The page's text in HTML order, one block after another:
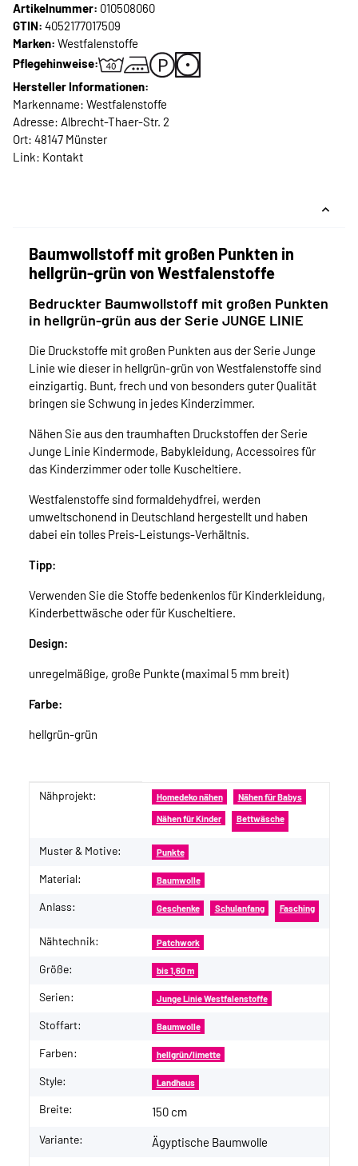
Artikelnummer: 010508060
GTIN: 4052177017509
Marken: Westfalenstoffe
Pflegehinweise:
Hersteller Informationen:
Markenname: Westfalenstoffe
Adresse: Albrecht-Thaer-Str. 2
Ort: 48147 Münster
Link: Kontakt
Baumwollstoff mit großen Punkten in
hellgrün-grün von Westfalenstoffe
Bedruckter Baumwollstoff mit großen Punkten
in hellgrün-grün aus der Serie JUNGE LINIE
Die Druckstoffe mit großen Punkten aus der Serie Junge
Linie wie dieser in hellgrün-grün von Westfalenstoffe sind
einzigartig. Bunt, frech und von besonders guter Qualität
bringen sie Schwung in jedes Kinderzimmer.
Nähen Sie aus den traumhaften Druckstoffen der Serie
Junge Linie Kindermode, Babykleidung, Accessoires für
das Kinderzimmer oder tolle Kuscheltiere.
Westfalenstoffe sind formaldehydfrei, werden
umweltschonend in Deutschland hergestellt und haben
dabei ein tolles Preis-Leistungs-Verhältnis.
Tipp:
Verwenden Sie die Stoffe bedenkenlos für Kinderkleidung,
Kinderbettwäsche oder für Kuscheltiere.
Design:
unregelmäßige, große Punkte (maximal 5 mm breit)
Farbe:
hellgrün-grün
Produkteigenschaft
Wert
Nähprojekt: Homedeko nähen Nähen für Babys
Nähen für Kinder Bettwäsche
Muster & Motive: Punkte
Material: Baumwolle
Anlass: Geschenke Schulanfang Fasching
Nähtechnik: Patchwork
Größe: bis 1,60 m
Serien: Junge Linie Westfalenstoffe
Stoffart: Baumwolle
Farben: hellgrün/limette
Style: Landhaus
Breite: 150 cm
Variante: Ägyptische Baumwolle